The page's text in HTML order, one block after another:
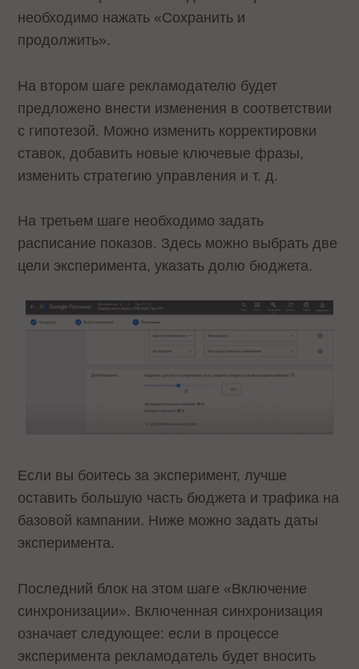
необходимо нажать «Сохранить и
продолжить».
На втором шаге рекламодателю будет
предложено внести изменения в соответствии
с гипотезой. Можно изменить корректировки
ставок, добавить новые ключевые фразы,
изменить стратегию управления и т. д.
На третьем шаге необходимо задать
расписание показов. Здесь можно выбрать две
цели эксперимента, указать долю бюджета.
Если вы боитесь за эксперимент, лучше
оставить большую часть бюджета и трафика на
базовой кампании. Ниже можно задать даты
эксперимента.
Последний блок на этом шаге «Включение
синхронизации». Включенная синхронизация
означает следующее: если в процессе
эксперимента рекламодатель будет вносить